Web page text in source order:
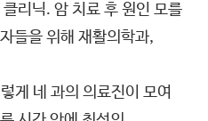
리닉. 암 치료 후 원인 모를
들을 위해 재활의학과,
게 네 과의 의료진이 모여